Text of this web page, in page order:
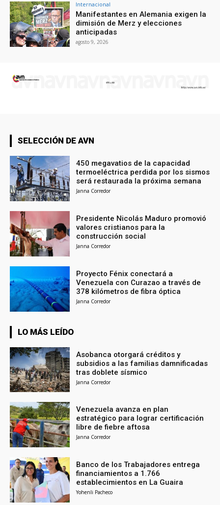
Internacional
Manifestantes en Alemania exigen la
dimisión de Merz y elecciones
anticipadas
agosto 9, 2026
SELECCIÓN DE AVN
450 megavatios de la capacidad
termoeléctrica perdida por los sismos
será restaurada la próxima semana
Janna Corredor
Presidente Nicolás Maduro promovió
valores cristianos para la
construcción social
Janna Corredor
Proyecto Fénix conectará a
Venezuela con Curazao a través de
378 kilómetros de fibra óptica
Janna Corredor
LO MÁS LEÍDO
Asobanca otorgará créditos y
subsidios a las familias damnificadas
tras doblete sísmico
Janna Corredor
Venezuela avanza en plan
estratégico para lograr certificación
libre de fiebre aftosa
Janna Corredor
Banco de los Trabajadores entrega
financiamientos a 1.766
establecimientos en La Guaira
Yohenli Pacheco